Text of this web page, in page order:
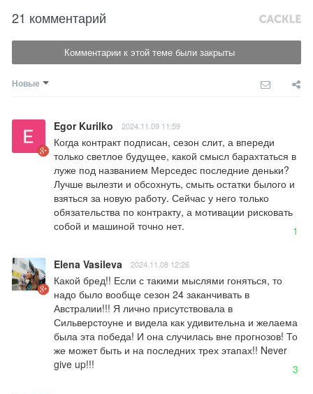
21 комментарий
Комментарии к этой теме были закрыты
Новые
Egor Kurilko 2024.11.09 11:59
Когда контракт подписан, сезон слит, а впереди
только светлое будущее, какой смысл барахтаться в
луже под названием Мерседес последние деньки?
Лучше вылезти и обсохнуть, смыть остатки былого и
взяться за новую работу. Сейчас у него только
обязательства по контракту, а мотивации рисковать
собой и машиной точно нет.
1
Elena Vasileva 2024.11.08 12:26
Какой бред!! Если с такими мыслями гоняться, то
надо было вообще сезон 24 заканчивать в
Австралии!!! Я лично присутствовала в
Сильверстоуне и видела как удивительна и желаема
была эта победа! И она случилась вне прогнозов! То
же может быть и на последних трех этапах!! Never
give up!!!
3